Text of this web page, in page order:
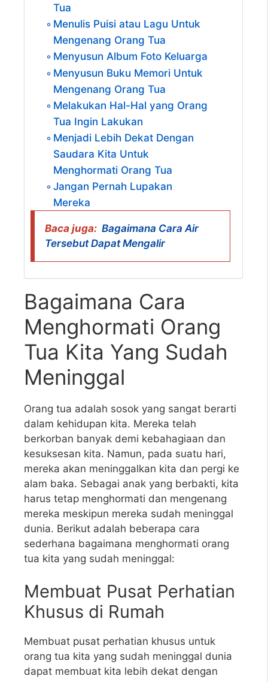
Tua
Menulis Puisi atau Lagu Untuk
Mengenang Orang Tua
Menyusun Album Foto Keluarga
Menyusun Buku Memori Untuk
Mengenang Orang Tua
Melakukan Hal-Hal yang Orang
Tua Ingin Lakukan
Menjadi Lebih Dekat Dengan
Saudara Kita Untuk
Menghormati Orang Tua
Jangan Pernah Lupakan
Mereka
Baca juga: Bagaimana Cara Air
Tersebut Dapat Mengalir
Bagaimana Cara
Menghormati Orang
Tua Kita Yang Sudah
Meninggal
Orang tua adalah sosok yang sangat berarti
dalam kehidupan kita. Mereka telah
berkorban banyak demi kebahagiaan dan
kesuksesan kita. Namun, pada suatu hari,
mereka akan meninggalkan kita dan pergi ke
alam baka. Sebagai anak yang berbakti, kita
harus tetap menghormati dan mengenang
mereka meskipun mereka sudah meninggal
dunia. Berikut adalah beberapa cara
sederhana bagaimana menghormati orang
tua kita yang sudah meninggal:
Membuat Pusat Perhatian
Khusus di Rumah
Membuat pusat perhatian khusus untuk
orang tua kita yang sudah meninggal dunia
dapat membuat kita lebih dekat dengan